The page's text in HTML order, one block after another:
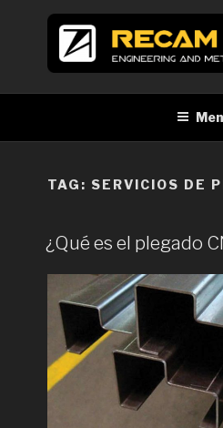
RECAM
TAG: SERVICIOS DE
¿Qué es el plegado